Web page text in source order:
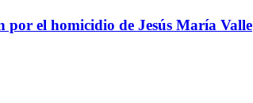
el homicidio de Jesús María Valle